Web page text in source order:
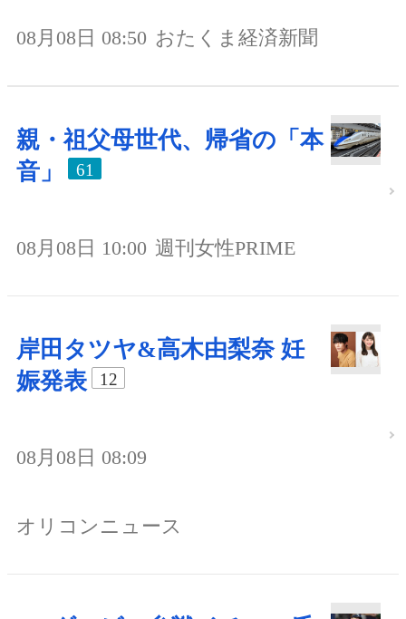
08月08日 08:50 おたくま経済新聞
親・祖父母世代、帰省の「本
音」
61
08月08日 10:00 週刊女性PRIME
岸田タツヤ&高木由梨奈 妊
娠発表
12
08月08日 08:09
オリコンニュース